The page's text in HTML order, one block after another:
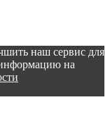
наш сервис для
на